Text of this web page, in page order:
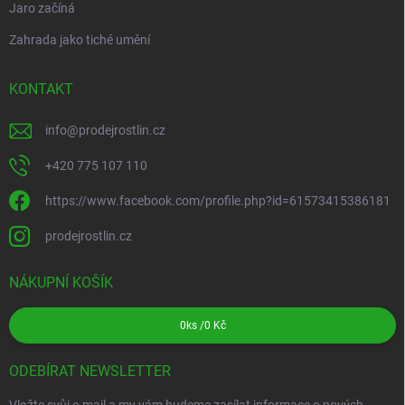
Jaro začíná
Zahrada jako tiché umění
KONTAKT
info@prodejrostlin.cz
+420 775 107 110
https://www.facebook.com/profile.php?id=61573415386181
prodejrostlin.cz
NÁKUPNÍ KOŠÍK
0 ks /0 Kč
ODEBÍRAT NEWSLETTER